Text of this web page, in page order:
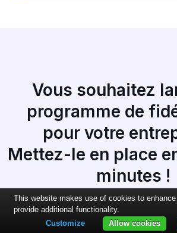
Vous souhaitez
programme de
pour votre
Mettez-le en place
minutes !
This website makes use of cookies to
provide additional functionality.
Allow cookies
Customize